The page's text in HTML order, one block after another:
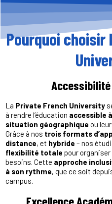
Pourquoi choisir
La Private French University
à rendre l’éducation accessible
situation géographique ou
Grâce à nos trois formats
distance, et hybride – nos
flexibilité totale pour
besoins. Cette approche
à son rythme, que ce soit
campus.
Excellence